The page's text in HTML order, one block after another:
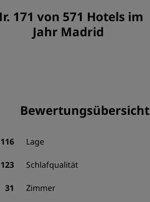
171 von 571 Hotels im
Jahr Madrid
116
123
31
Bewertungsübersicht
Lage
Schlafqualität
Zimmer